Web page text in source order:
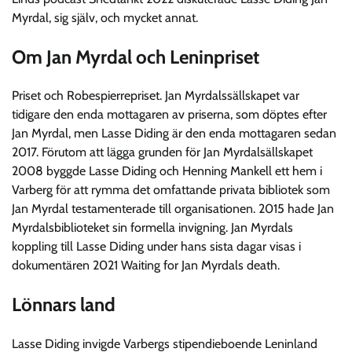
Myrdal, sig själv, och mycket annat.
Om Jan Myrdal och Leninpriset
Priset och Robespierrepriset. Jan Myrdalssällskapet var
tidigare den enda mottagaren av priserna, som döptes efter
Jan Myrdal, men Lasse Diding är den enda mottagaren sedan
2017. Förutom att lägga grunden för Jan Myrdalsällskapet
2008 byggde Lasse Diding och Henning Mankell ett hem i
Varberg för att rymma det omfattande privata bibliotek som
Jan Myrdal testamenterade till organisationen. 2015 hade Jan
Myrdalsbiblioteket sin formella invigning. Jan Myrdals
koppling till Lasse Diding under hans sista dagar visas i
dokumentären 2021 Waiting for Jan Myrdals death.
Lönnars land
Lasse Diding invigde Varbergs stipendieboende Leninland